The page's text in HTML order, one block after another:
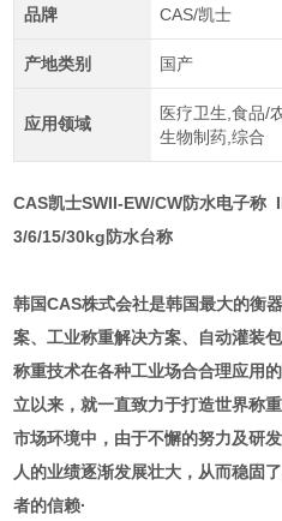
品牌 CAS/凯士
产地类别 国产
应用领域
医疗卫生,食品/
生物制药,综合
CAS凯士SWII-EW/CW防水电子称
3/6/15/30kg防水台称
韩国CAS株式会社是韩国最大的衡器
案、工业称重解决方案、自动
称重技术在各种工业场合合理应用
立以来，就一直致力于打造世界称重
市场环境中，由于不懈的努力及研发
人的业绩逐渐发展壮大，从而稳
者的信赖·